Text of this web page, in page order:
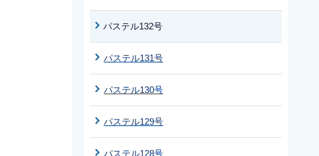
パステル132号
パステル131号
パステル130号
パステル129号
パステル128号